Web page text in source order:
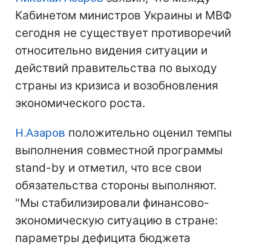
Кабинетом министров Украины и МВФ
сегодня не существует противоречий
относительно видения ситуации и
действий правительства по выходу
страны из кризиса и возобновления
экономического роста.
Н.Азаров положительно оценил темпы
выполнения совместной программы
stand-by и отметил, что все свои
обязательства стороны выполняют.
"Мы стабилизировали финансово-
экономическую ситуацию в стране:
параметры дефицита бюджета